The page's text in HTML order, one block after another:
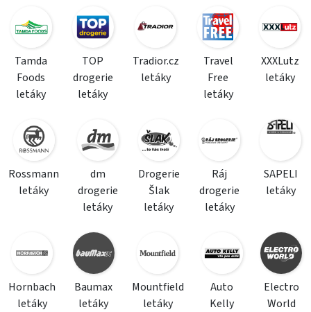
Tamda
Foods
letáky
TOP
drogerie
letáky
Tradior.cz
letáky
Travel
Free
letáky
XXXLutz
letáky
Rossmann
letáky
dm
drogerie
letáky
Drogerie
Šlak
letáky
Ráj
drogerie
letáky
SAPELI
letáky
Hornbach
letáky
Baumax
letáky
Mountfield
letáky
Auto
Kelly
Electro
World